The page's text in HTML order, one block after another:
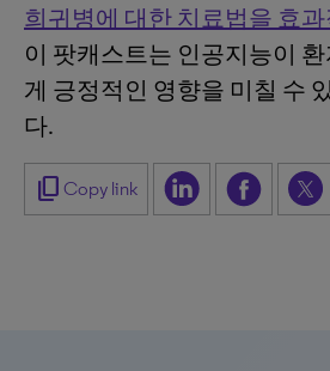
희귀병에 대한 치료법을 효
이 팟캐스트는 인공지능이
게 긍정적인 영향을 미칠 수
다.
content_copy Copy link